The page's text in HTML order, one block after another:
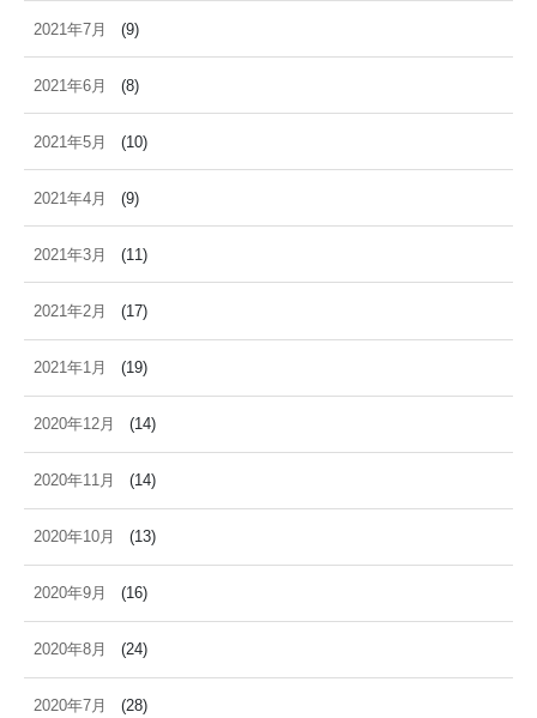
2021年7月 (9)
2021年6月 (8)
2021年5月 (10)
2021年4月 (9)
2021年3月 (11)
2021年2月 (17)
2021年1月 (19)
2020年12月 (14)
2020年11月 (14)
2020年10月 (13)
2020年9月 (16)
2020年8月 (24)
2020年7月 (28)